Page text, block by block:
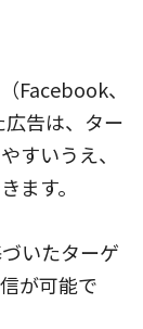
Facebook、
告は、ター
すいうえ、
ます。
いたターゲ
が可能で